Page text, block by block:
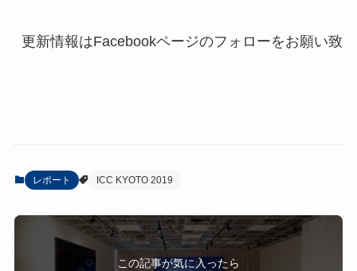
レポート ICC KYOTO 2019
この記事が気に入ったら